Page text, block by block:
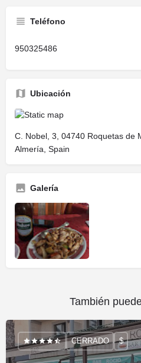
Teléfono
950325486
Ubicación
C. Nobel, 3, 04740 Roquetas de
Almería, Spain
Galería
También
CERRADO $